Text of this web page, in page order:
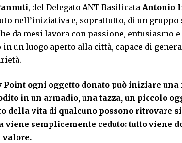
, del Delegato ANT Basilicata Antonio
nell’iniziativa e, soprattutto, di un
da mesi lavora con passione, entusiasmo
un luogo aperto alla città, capace di
ogni oggetto donato può iniziare
in un armadio, una tazza, un piccolo
della vita di qualcuno possono ritrovare
viene semplicemente ceduto: tutto viene
valore.